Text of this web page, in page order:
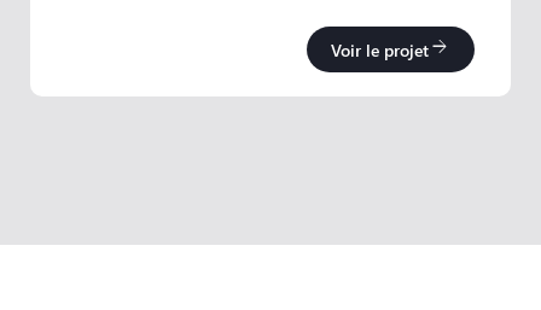
Voir le projetarrow_forward